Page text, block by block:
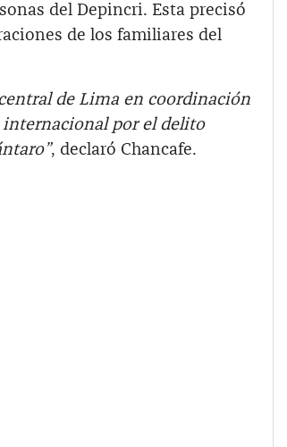
del Depincri. Esta precisó
de los familiares del
de Lima en coordinación
internacional por el delito
, declaró Chancafe.